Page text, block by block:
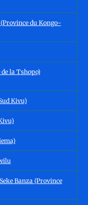
du Kongo-
la Tshopo)
Kivu)
Banza (Province